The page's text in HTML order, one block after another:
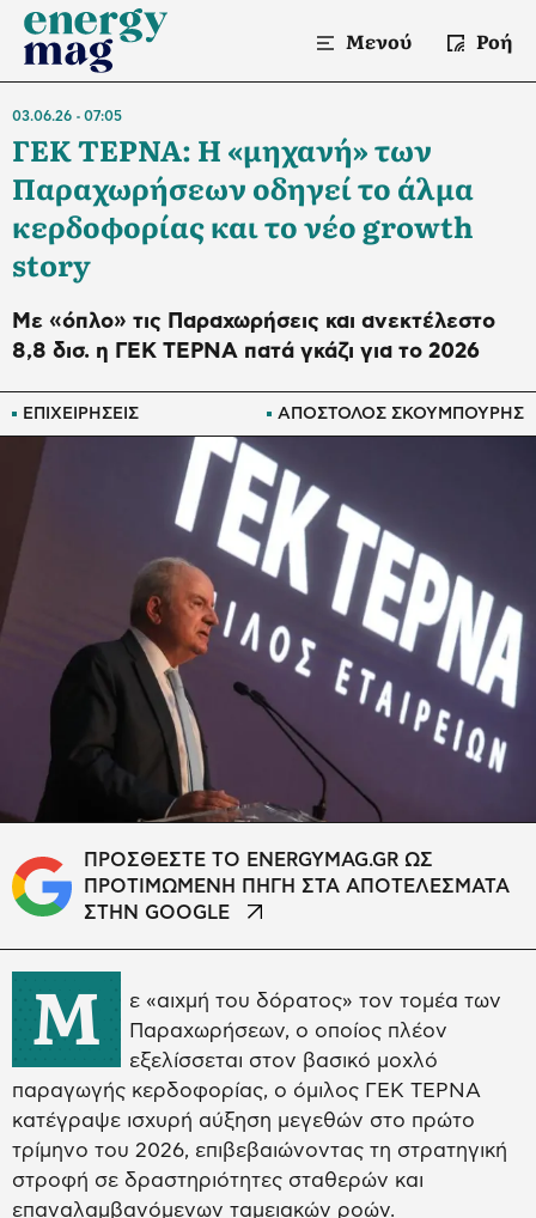
Μενού Ροή
ΕΠΙΧΕΙΡΗΣΕΙΣ ΑΠΟΣΤΟΛΟΣ ΣΚΟΥΜΠΟΥΡΗΣ
03.06.26 07:05
ΓΕΚ ΤΕΡΝΑ: H «μηχανή» των
Παραχωρήσεων οδηγεί το άλμα
κερδοφορίας και το νέο growth
story
Με «όπλο» τις Παραχωρήσεις και ανεκτέλεστο
8,8 δισ. η ΓΕΚ ΤΕΡΝΑ πατά γκάζι για το 2026
ΠΡΟΣΘΕΣΤΕ ΤΟ ENERGYMAG.GR ΩΣ
ΠΡΟΤΙΜΩΜΕΝΗ ΠΗΓΗ ΣΤΑ ΑΠΟΤΕΛΕΣΜΑΤΑ
ΣΤΗΝ GOOGLE
Μ
ε «αιχμή του δόρατος» τον τομέα των
Παραχωρήσεων, ο οποίος πλέον
εξελίσσεται στον βασικό μοχλό
παραγωγής κερδοφορίας, ο όμιλος ΓΕΚ ΤΕΡΝΑ
κατέγραψε ισχυρή αύξηση μεγεθών στο πρώτο
τρίμηνο του 2026, επιβεβαιώνοντας τη στρατηγική
στροφή σε δραστηριότητες σταθερών και
επαναλαμβανόμενων ταμειακών ροών.